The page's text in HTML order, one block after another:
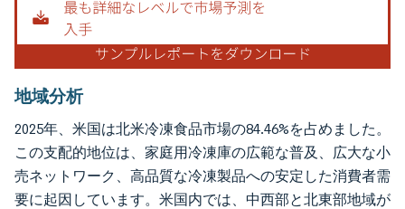
地域分析
2025年、米国は北米冷凍食品市場の84.46%を占めました。
この支配的地位は、家庭用冷凍庫の広範な普及、広大な小
売ネットワーク、高品質な冷凍製品への安定した消費者需
要に起因しています。米国内では、中西部と北東部地域が